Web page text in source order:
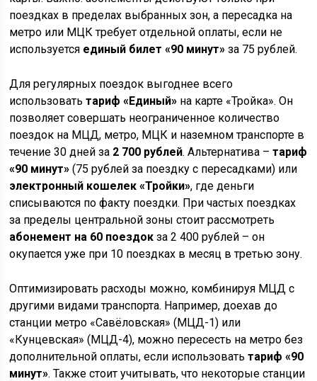
поездках в пределах выбранных зон, а пересадка на
метро или МЦК требует отдельной оплаты, если не
используется единый билет «90 минут» за 75 рублей.
Для регулярных поездок выгоднее всего
использоватьтариф «Единый» на карте «Тройка». Он
позволяет совершать неограниченное количество
поездок на МЦД, метро, МЦК и наземном транспорте в
течение 30 дней за 2 700 рублей. Альтернатива –тариф
«90 минут» (75 рублей за поездку с пересадками) или
электронный кошелек «Тройки», где деньги
списываются по факту поездки. При частых поездках
за пределы центральной зоны стоит рассмотреть
абонемент на 60 поездок за 2 400 рублей – он
окупается уже при 10 поездках в месяц в третью зону.
Оптимизировать расходы можно, комбинируя МЦД с
другими видами транспорта. Например, доехав до
станции метро «Савёловская» (МЦД-1) или
«Кунцевская» (МЦД-4), можно пересесть на метро без
дополнительной оплаты, если использоватьтариф «90
минут». Также стоит учитывать, что некоторые станции